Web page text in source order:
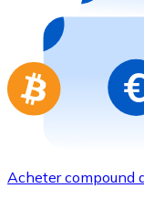
Achetez des
Aller à la
Acheter compound